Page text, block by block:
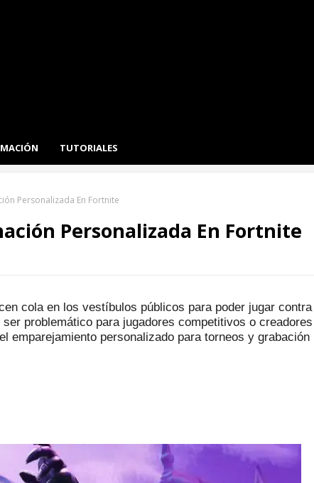
TUTORIALES
Personalizada En Fortnite
Personalizada En Fortnite
cola en los vestíbulos públicos para poder jugar contra
problemático para jugadores competitivos o creadores
emparejamiento personalizado para torneos y grabación